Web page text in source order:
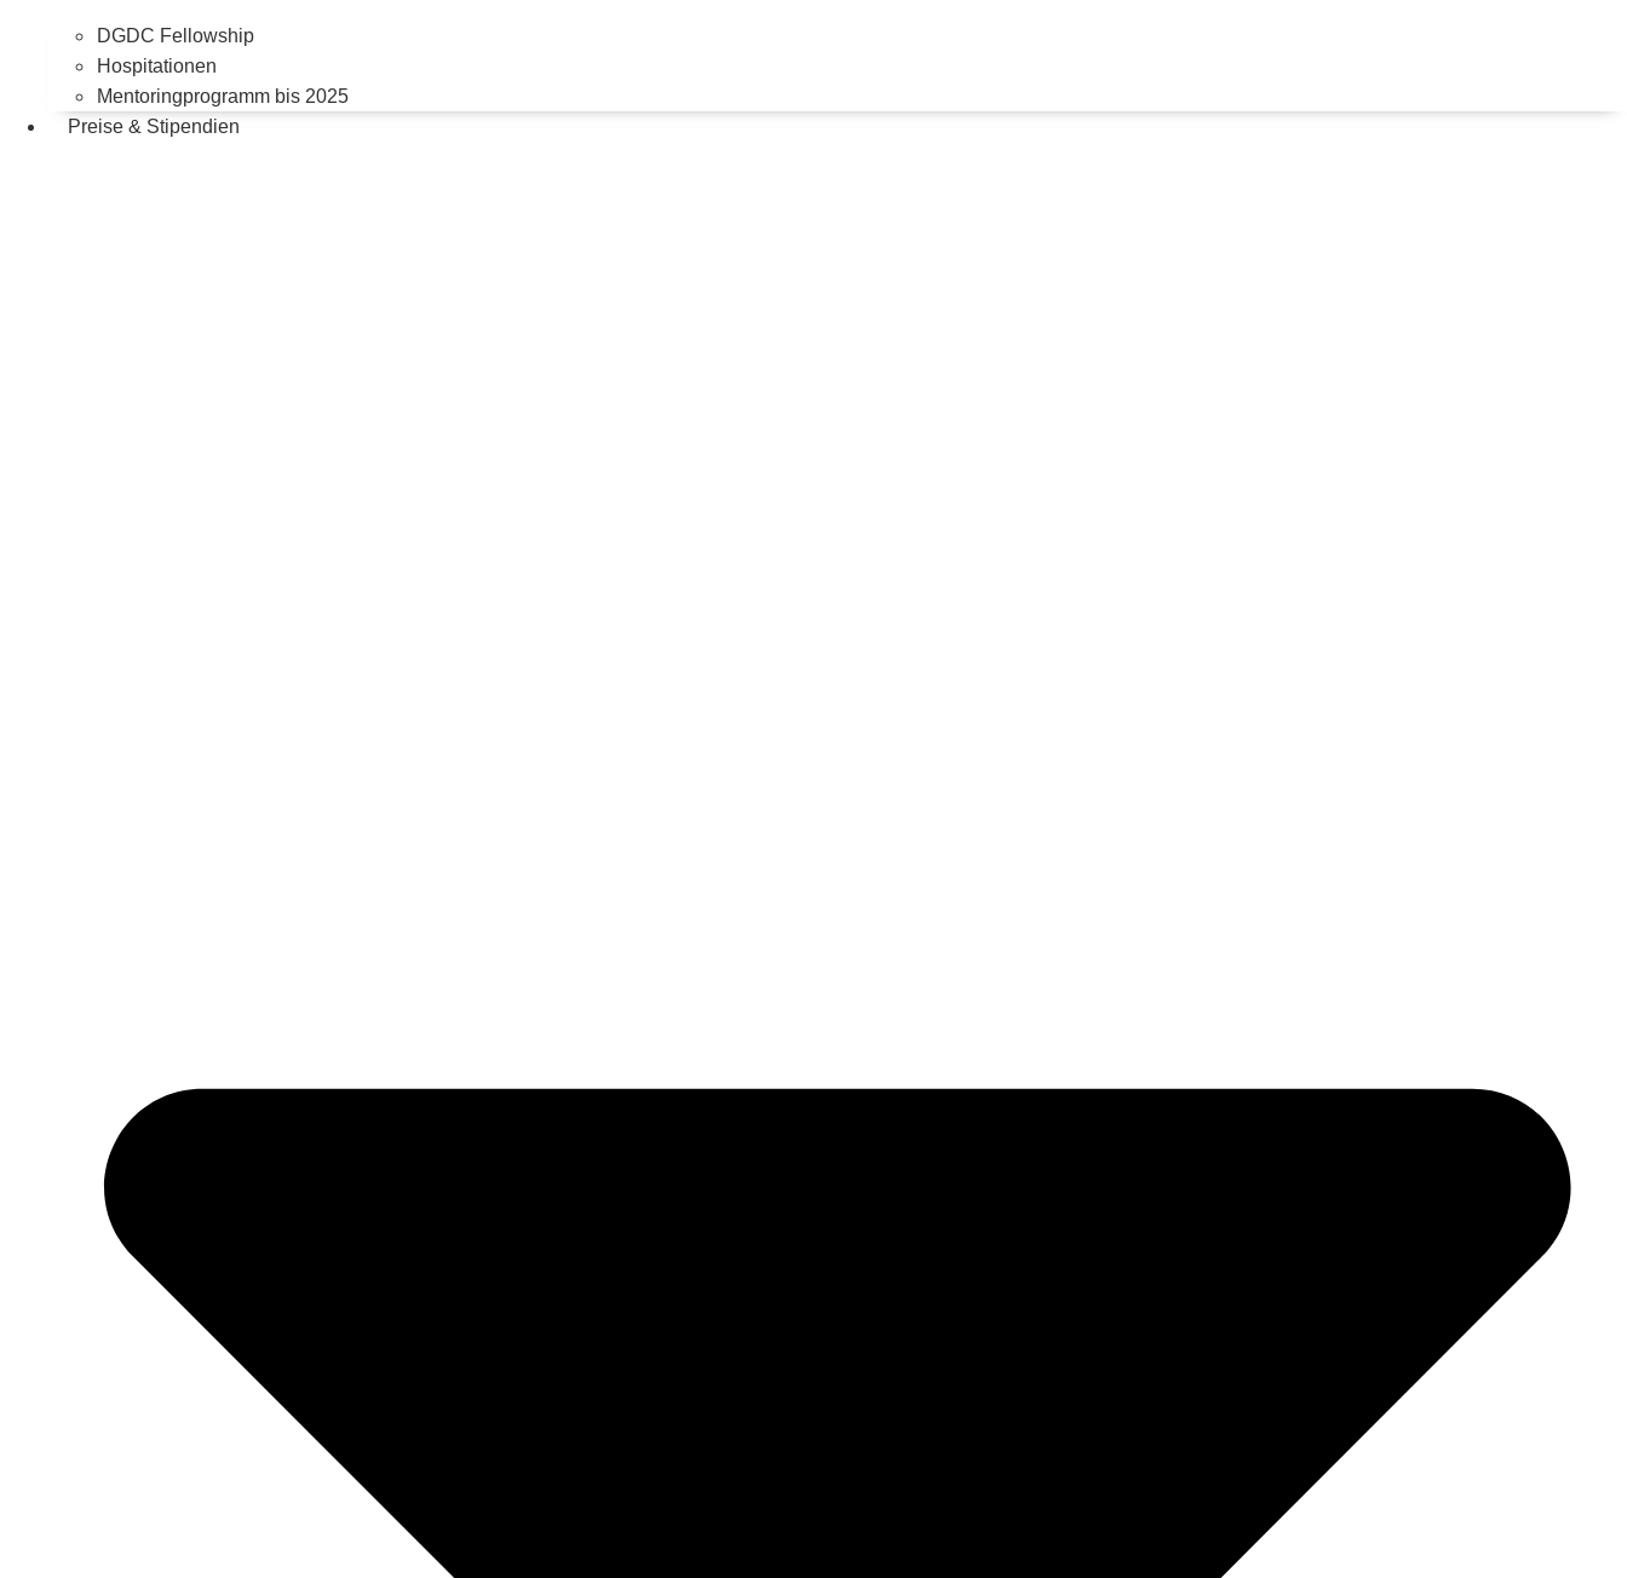
DGDC Fellowship
Hospitationen
Mentoringprogramm bis 2025
Preise & Stipendien